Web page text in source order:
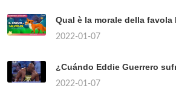
Qual è la morale della
2022-01-07
¿Cuándo Eddie Guerrero
2022-01-07